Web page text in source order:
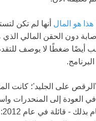
هذا هو المال أنها لم تكن
دون الحقن المالي الذي
أيضًا ضغطًا لا يوصف
البرنامج.